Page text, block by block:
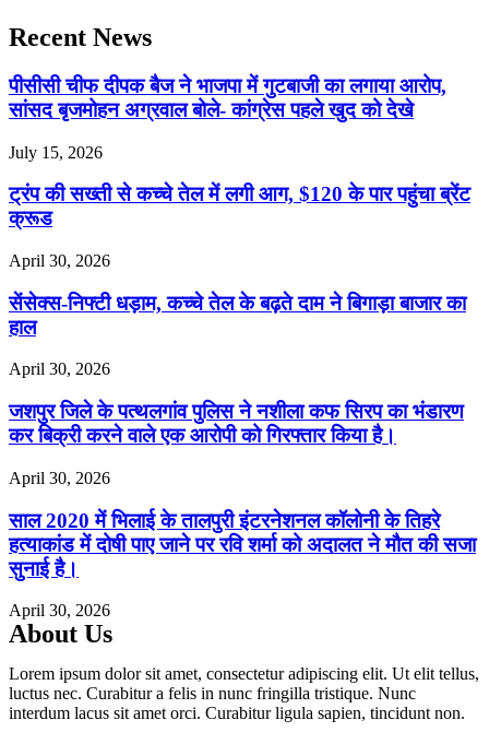
Recent News
पीसीसी चीफ दीपक बैज ने भाजपा में गुटबाजी का लगाया आरोप,
सांसद बृजमोहन अग्रवाल बोले- कांग्रेस पहले खुद को देखे
July 15, 2026
ट्रंप की सख्ती से कच्चे तेल में लगी आग, $120 के पार पहुंचा ब्रेंट
क्रूड
April 30, 2026
सेंसेक्स-निफ्टी धड़ाम, कच्चे तेल के बढ़ते दाम ने बिगाड़ा बाजार का
हाल
April 30, 2026
जशपुर जिले के पत्थलगांव पुलिस ने नशीला कफ सिरप का भंडारण
कर बिक्री करने वाले एक आरोपी को गिरफ्तार किया है।
April 30, 2026
साल 2020 में भिलाई के तालपुरी इंटरनेशनल कॉलोनी के तिहरे
हत्याकांड में दोषी पाए जाने पर रवि शर्मा को अदालत ने मौत की सजा
सुनाई है।
April 30, 2026
About Us
Lorem ipsum dolor sit amet, consectetur adipiscing elit. Ut elit tellus,
luctus nec. Curabitur a felis in nunc fringilla tristique. Nunc
interdum lacus sit amet orci. Curabitur ligula sapien, tincidunt non.